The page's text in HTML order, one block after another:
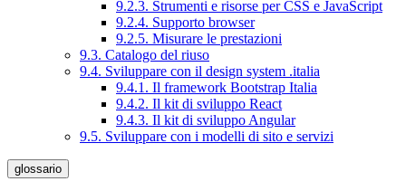
9.2.3. Strumenti e risorse per CSS e JavaScript
9.2.4. Supporto browser
9.2.5. Misurare le prestazioni
9.3. Catalogo del riuso
9.4. Sviluppare con il design system .italia
9.4.1. Il framework Bootstrap Italia
9.4.2. Il kit di sviluppo React
9.4.3. Il kit di sviluppo Angular
9.5. Sviluppare con i modelli di sito e servizi
glossario